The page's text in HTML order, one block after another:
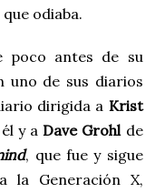
odiaba.
poco antes de su
uno de sus diarios
dirigida a Krist
y a Dave Grohl de
, que fue y sigue
la Generación X,